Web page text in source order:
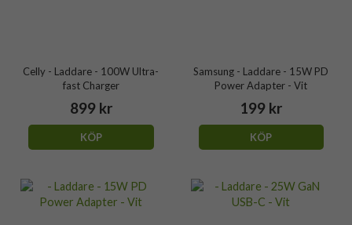
Celly - Laddare - 100W Ultra-
fast Charger
899 kr
KÖP
Samsung - Laddare - 15W PD
Power Adapter - Vit
199 kr
KÖP